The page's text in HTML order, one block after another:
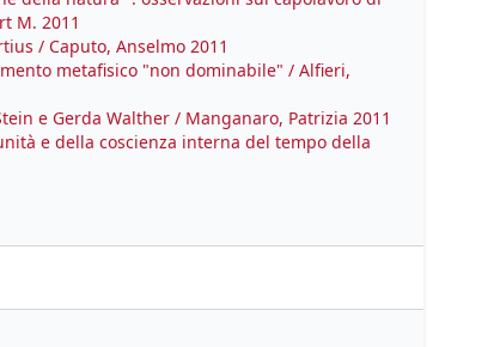
M. 2011
/ Caputo, Anselmo 2011
metafisico "non dominabile" / Alfieri,
e Gerda Walther / Manganaro, Patrizia 2011
e della coscienza interna del tempo della